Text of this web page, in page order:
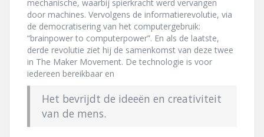
mechanische, waarbij spierkracht werd vervangen
door machines. Vervolgens de informatierevolutie, via
de democratisering van het computergebruik:
“brainpower to computerpower”. En als de laatste,
derde revolutie ziet hij de samenkomst van deze twee
in The Maker Movement. De technologie is voor
iedereen bereikbaar en
Het bevrijdt de ideeën en creativiteit
van de mens.